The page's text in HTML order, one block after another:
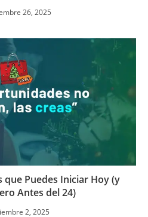
26, 2025
que Puedes Iniciar Hoy (y
Antes del 24)
2, 2025